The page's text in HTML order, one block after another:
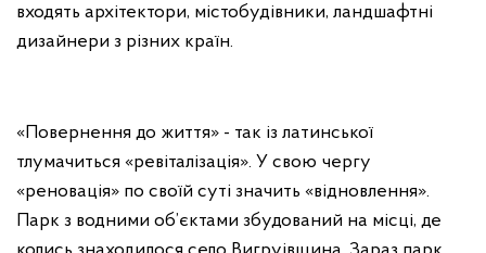
входять архітектори, містобудівники, ландшафтні
дизайнери з різних країн.
«Повернення до життя» - так із латинської
тлумачиться «ревіталізація». У свою чергу
«реновація» по своїй суті значить «відновлення».
Парк з водними об’єктами збудований на місці, де